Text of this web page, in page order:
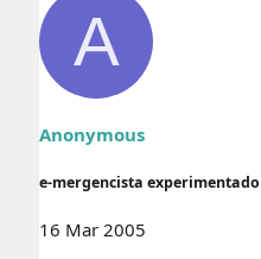
A
Anonymous
e-mergencista experimentado
16 Mar 2005